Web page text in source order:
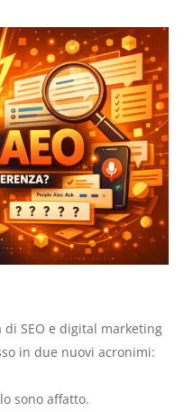
SEO e digital marketing
in due nuovi acronimi:
sono affatto.